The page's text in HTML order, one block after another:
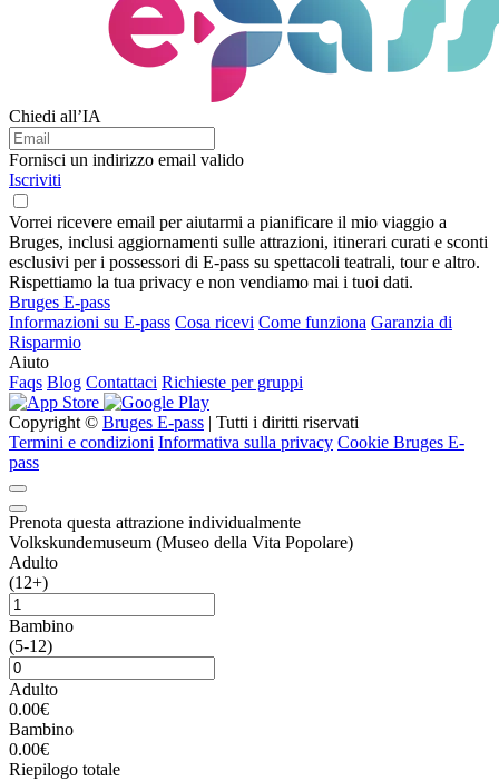
Chiedi all’IA
Fornisci un indirizzo email valido
Iscriviti
Vorrei ricevere email per aiutarmi a pianificare il mio viaggio a
Bruges, inclusi aggiornamenti sulle attrazioni, itinerari curati e sconti
esclusivi per i possessori di E-pass su spettacoli teatrali, tour e altro.
Rispettiamo la tua privacy e non vendiamo mai i tuoi dati.
Bruges E-pass
Informazioni su E-pass Cosa ricevi Come funziona Garanzia di
Risparmio
Aiuto
Faqs Blog Contattaci Richieste per gruppi
Copyright © Bruges E-pass | Tutti i diritti riservati
Termini e condizioni Informativa sulla privacy Cookie Bruges E-
pass
Prenota questa attrazione individualmente
Volkskundemuseum (Museo della Vita Popolare)
Adulto
(12+)
Bambino
(5-12)
Adulto
0.00€
Bambino
0.00€
Riepilogo totale